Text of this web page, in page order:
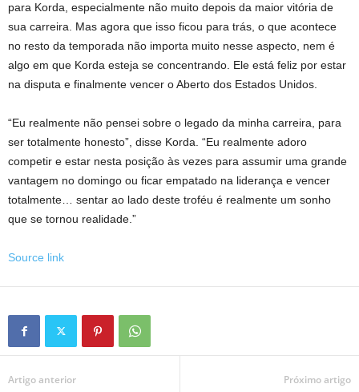
para Korda, especialmente não muito depois da maior vitória de
sua carreira. Mas agora que isso ficou para trás, o que acontece
no resto da temporada não importa muito nesse aspecto, nem é
algo em que Korda esteja se concentrando. Ele está feliz por estar
na disputa e finalmente vencer o Aberto dos Estados Unidos.
“Eu realmente não pensei sobre o legado da minha carreira, para
ser totalmente honesto”, disse Korda. “Eu realmente adoro
competir e estar nesta posição às vezes para assumir uma grande
vantagem no domingo ou ficar empatado na liderança e vencer
totalmente… sentar ao lado deste troféu é realmente um sonho
que se tornou realidade.”
Source link
Artigo anterior Próximo artigo